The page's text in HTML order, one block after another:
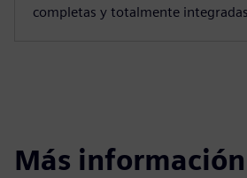
completas y totalmente
Más información